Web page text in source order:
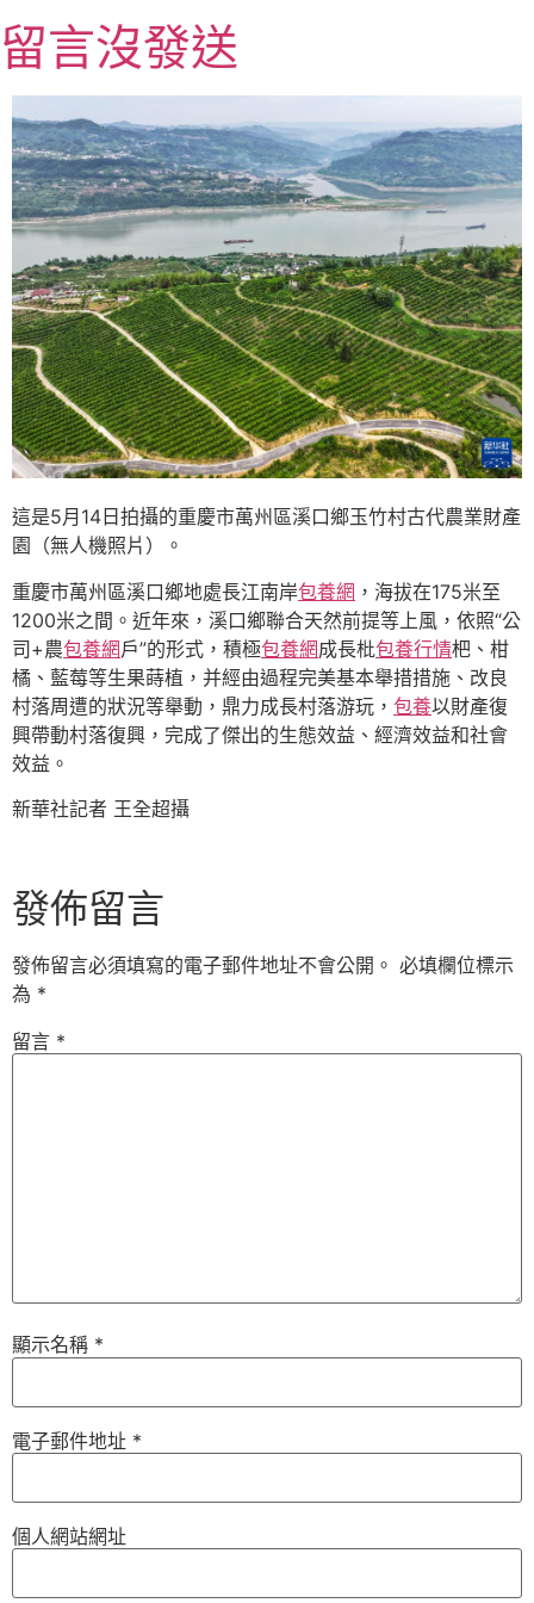
至
主
要
內
容
留言沒發送
這是5月14日拍攝的重慶市萬州區溪口鄉玉竹村古代農業財產
園（無人機照片）。
重慶市萬州區溪口鄉地處長江南岸包養網 ，海拔在175米至
1200米之間。近年來，溪口鄉聯合天然前提等上風，依照“公
司+農包養網戶”的形式，積極包養網成長枇包養行情杷、柑
橘、藍莓等生果蒔植，并經由過程完美基本舉措措施、改良
村落周遭的狀況等舉動，鼎力成長村落游玩， 包養以財產復
興帶動村落復興，完成了傑出的生態效益、經濟效益和社會
效益。
新華社記者 王全超攝
發佈留言
發佈留言必須填寫的電子郵件地址不會公開。 必填欄位標示
為 *
留言 *
顯示名稱 *
電子郵件地址 *
個人網站網址